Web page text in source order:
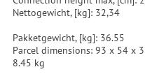
Nettogewicht, [kg]: 32,34
Pakketgewicht, [kg]: 36.55
Parcel dimensions: 93 x 54 x
8.45 kg